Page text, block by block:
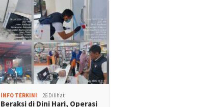
INFO TERKINI 26 Dilihat
Beraksi di Dini Hari, Operasi